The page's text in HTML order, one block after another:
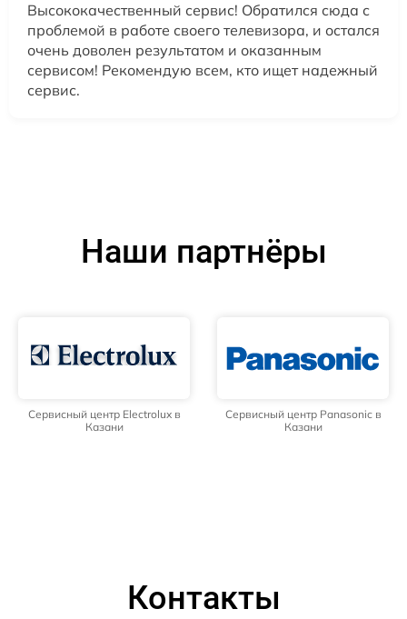
Высококачественный сервис! Обратился сюда с
проблемой в работе своего телевизора, и остался
очень доволен результатом и оказанным
сервисом! Рекомендую всем, кто ищет надежный
сервис.
Наши партнёры
Сервисный центр Electrolux в
Казани
Сервисный центр Panasonic в
Казани
Контакты